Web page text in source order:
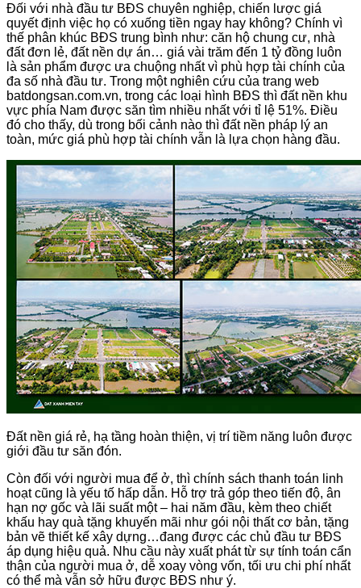
Đối với nhà đầu tư BĐS chuyên nghiệp, chiến lược giá
quyết định việc họ có xuống tiền ngay hay không? Chính vì
thế phân khúc BĐS trung bình như: căn hộ chung cư, nhà
đất đơn lẻ, đất nền dự án… giá vài trăm đến 1 tỷ đồng luôn
là sản phẩm được ưa chuộng nhất vì phù hợp tài chính của
đa số nhà đầu tư. Trong một nghiên cứu của trang web
batdongsan.com.vn, trong các loại hình BĐS thì đất nền khu
vực phía Nam được săn tìm nhiều nhất với tỉ lệ 51%. Điều
đó cho thấy, dù trong bối cảnh nào thì đất nền pháp lý an
toàn, mức giá phù hợp tài chính vẫn là lựa chọn hàng đầu.
Đất nền giá rẻ, hạ tầng hoàn thiện, vị trí tiềm năng luôn được
giới đầu tư săn đón.
Còn đối với người mua để ở, thì chính sách thanh toán linh
hoạt cũng là yếu tố hấp dẫn. Hỗ trợ trả góp theo tiến độ, ân
hạn nợ gốc và lãi suất một – hai năm đầu, kèm theo chiết
khấu hay quà tặng khuyến mãi như gói nội thất cơ bản, tặng
bản vẽ thiết kế xây dựng…đang được các chủ đầu tư BĐS
áp dụng hiệu quả. Nhu cầu này xuất phát từ sự tính toán cẩn
thận của người mua ở, dễ xoay vòng vốn, tối ưu chi phí nhất
có thể mà vẫn sở hữu được BĐS như ý.